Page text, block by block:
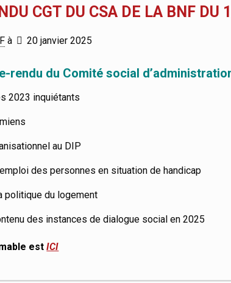
CGT DU CSA DE LA BNF DU
à 20 janvier 2025
rendu du Comité social
2023 inquiétants
au DIP
des personnes en situation de handicap
politique du logement
des instances de dialogue social en 2025
estICI